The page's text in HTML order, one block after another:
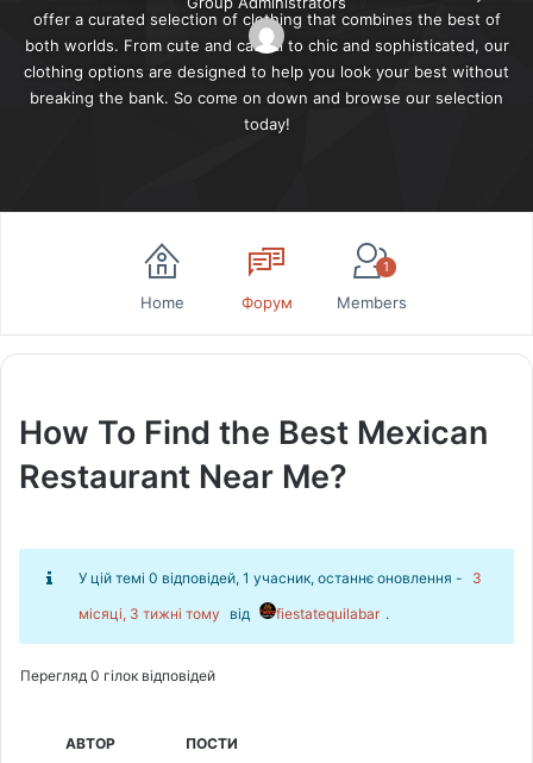
Leadership
offer a curated selection of clothing that combines the best of
both worlds. From cute and casual to chic and sophisticated, our
clothing options are designed to help you look your best without
breaking the bank. So come on down and browse our selection
today!
Home Форум Members
1
How To Find the Best Mexican
Restaurant Near Me?
У цій темі 0 відповідей, 1 учасник, останнє оновлення -
3
місяці, 3 тижні тому
від fiestatequilabar .
Перегляд 0 гілок відповідей
АВТОР ПОСТИ